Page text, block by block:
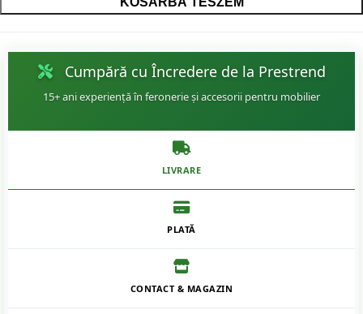
Cumpără cu Încredere de la Prestrend
15+ ani experiență în feronerie și accesorii pentru mobilier
LIVRARE
PLATĂ
CONTACT & MAGAZIN